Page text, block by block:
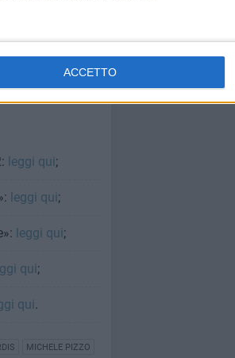
ACCETTO
«la
della banchina.
leggi qui;
leggi qui;
leggi qui;
qui;
qui.
MICHELE PIZZO